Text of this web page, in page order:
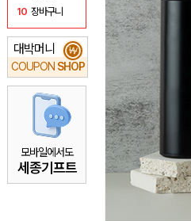
10 장바구니
대박머니
COUPON SHOP
₩
모바일에서도
세종기프트